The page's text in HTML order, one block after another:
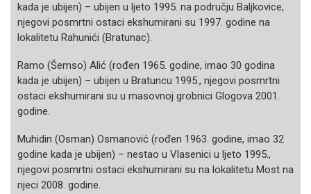
kada je ubijen) – ubijen u ljeto 1995. na području Baljkovice,
njegovi posmrtni ostaci ekshumirani su 1997. godine na
lokalitetu Rahunići (Bratunac).
Ramo (Šemso) Alić (rođen 1965. godine, imao 30 godina
kada je ubijen) – ubijen u Bratuncu 1995., njegovi posmrtni
ostaci ekshumirani su u masovnoj grobnici Glogova 2001.
godine.
Muhidin (Osman) Osmanović (rođen 1963. godine, imao 32
godine kada je ubijen) – nestao u Vlasenici u ljeto 1995.,
njegovi posmrtni ostaci ekshumirani su na lokalitetu Most na
rijeci 2008. godine.